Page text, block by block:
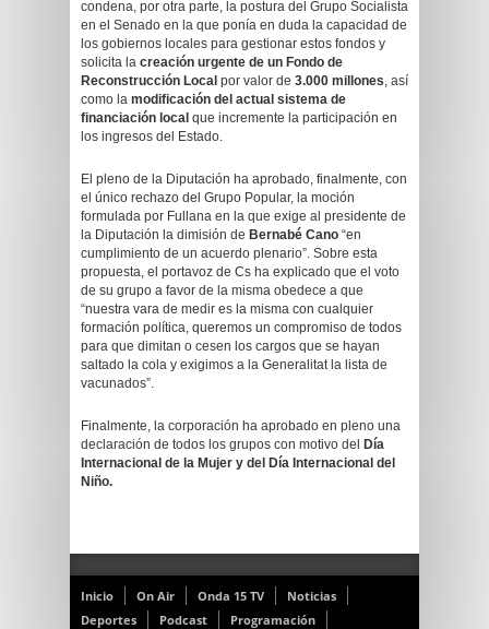
condena, por otra parte, la postura del Grupo Socialista
en el Senado en la que ponía en duda la capacidad de
los gobiernos locales para gestionar estos fondos y
solicita la creación urgente de un Fondo de
Reconstrucción Local por valor de 3.000 millones, así
como la modificación del actual sistema de
financiación local que incremente la participación en
los ingresos del Estado.
El pleno de la Diputación ha aprobado, finalmente, con
el único rechazo del Grupo Popular, la moción
formulada por Fullana en la que exige al presidente de
la Diputación la dimisión de Bernabé Cano “en
cumplimiento de un acuerdo plenario”. Sobre esta
propuesta, el portavoz de Cs ha explicado que el voto
de su grupo a favor de la misma obedece a que
“nuestra vara de medir es la misma con cualquier
formación política, queremos un compromiso de todos
para que dimitan o cesen los cargos que se hayan
saltado la cola y exigimos a la Generalitat la lista de
vacunados”.
Finalmente, la corporación ha aprobado en pleno una
declaración de todos los grupos con motivo del
Día
Internacional de la Mujer y del Día Internacional del
Niño.
Inicio On Air Onda 15 TV
Noticias
Deportes
Podcast Programación